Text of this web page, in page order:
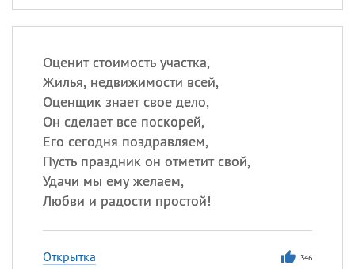
Оценит стоимость участка,
Жилья, недвижимости всей,
Оценщик знает свое дело,
Он сделает все поскорей,
Его сегодня поздравляем,
Пусть праздник он отметит свой,
Удачи мы ему желаем,
Любви и радости простой!
Открытка 346